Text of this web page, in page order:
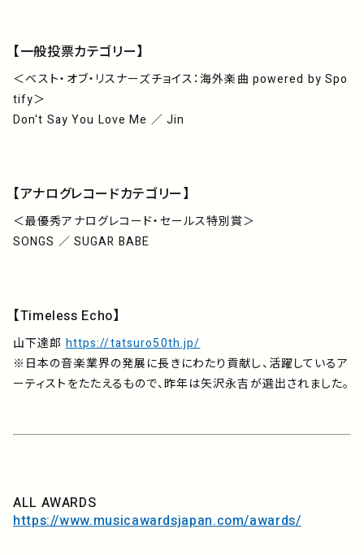
【一般投票カテゴリー】
＜ベスト・オブ・リスナーズチョイス：海外楽曲 powered by Spo
tify＞
Don't Say You Love Me ／ Jin
【アナログレコードカテゴリー】
＜最優秀アナログレコード・セールス特別賞＞
SONGS ／ SUGAR BABE
【Timeless Echo】
山下達郎 https://tatsuro50th.jp/
※日本の音楽業界の発展に長きにわたり貢献し、活躍しているア
ーティストをたたえるもので、昨年は矢沢永吉が選出されました。
ALL AWARDS
https://www.musicawardsjapan.com/awards/